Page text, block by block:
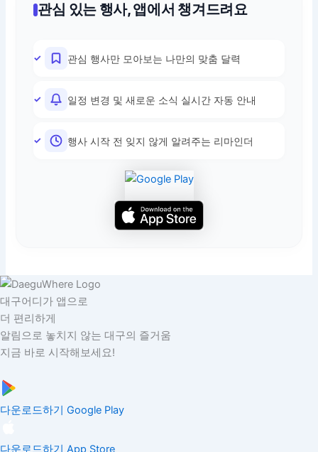
관심 있는 행사, 앱에서 챙겨드려요
관심 행사만 모아보는 나만의 맞춤 달력
일정 변경 및 새로운 소식 실시간 자동 안내
행사 시작 전 잊지 않게 알려주는 리마인더
대구어디가 앱으로
더 편리하게
알림으로 놓치지 않는 대구의 즐거움
지금 바로 시작해보세요!
다운로드하기 Google Play
다운로드하기 App Store